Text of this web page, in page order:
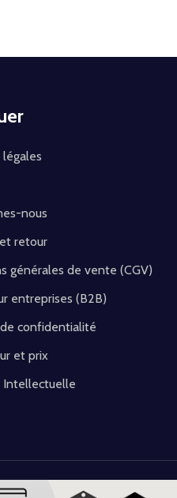
nous
retour
générales de vente (CGV)
entreprises (B2B)
confidentialité
et prix
Intellectuelle